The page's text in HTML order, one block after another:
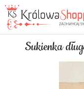
Sukienka